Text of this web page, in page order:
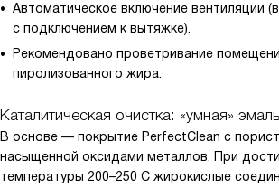
Автоматическое включение вентиляции
с подключением к вытяжке).
Рекомендовано проветривание
пиролизованного жира.
Каталитическая очистка: «умная» эмаль
В основе — покрытие PerfectClean с
насыщенной оксидами металлов. При
температуры 200–250 C жирокислые